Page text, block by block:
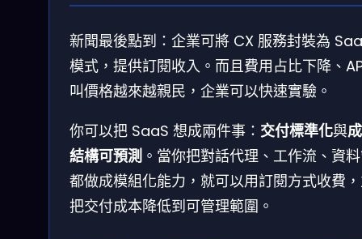
新聞最後點到：企業可將 CX 服務封裝為
模式，提供訂閱收入。而且費用占比下降、
叫價格越來越親民，企業可以快速實驗。
你可以把 SaaS 想成兩件事： 交付標準化與
結構可預測 。當你把對話代理、工作流、資
都做成模組化能力，就可以用訂閱方式收費
把交付成本降低到可管理範圍。